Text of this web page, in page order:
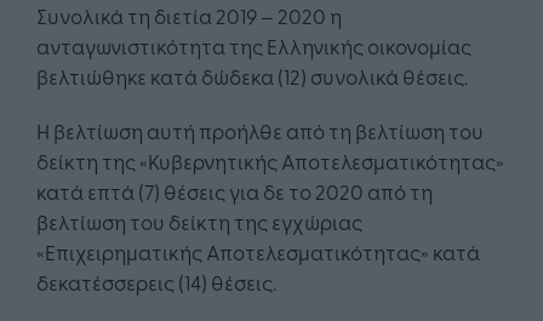
Συνολικά τη διετία 2019 – 2020 η
ανταγωνιστικότητα της Ελληνικής οικονομίας
βελτιώθηκε κατά δώδεκα (12) συνολικά θέσεις.
Η βελτίωση αυτή προήλθε από τη βελτίωση του
δείκτη της «Κυβερνητικής Αποτελεσματικότητας»
κατά επτά (7) θέσεις για δε το 2020 από τη
βελτίωση του δείκτη της εγχώριας
«Επιχειρηματικής Αποτελεσματικότητας» κατά
δεκατέσσερεις (14) θέσεις.